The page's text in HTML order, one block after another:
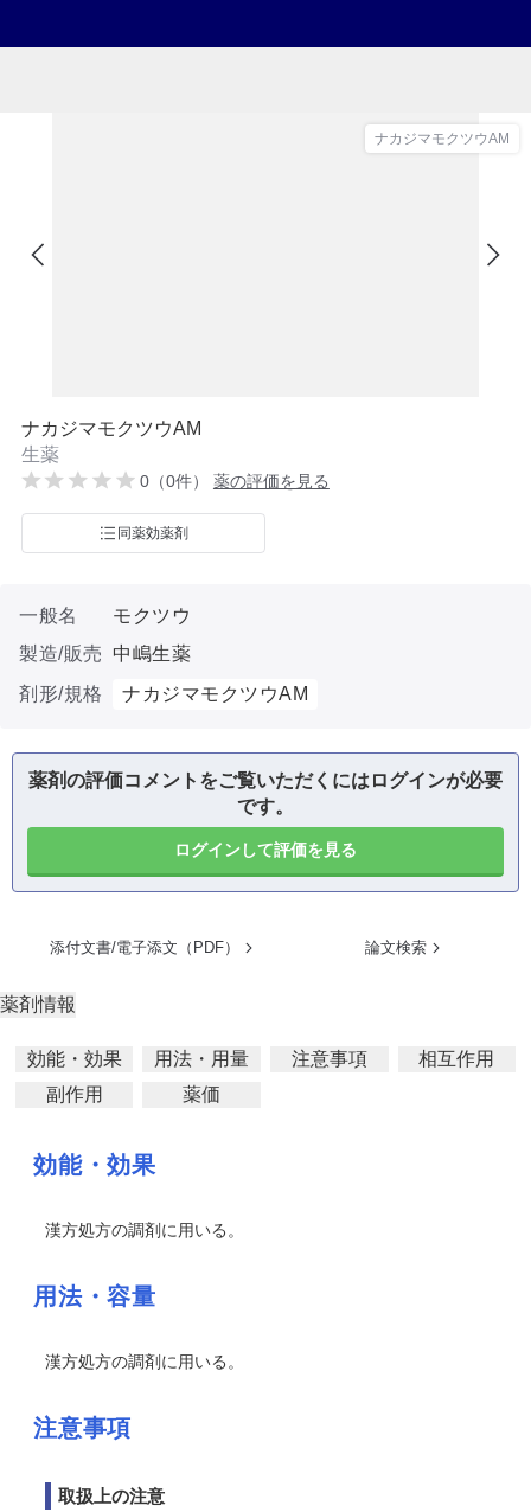
ナカジマモクツウAM
ナカジマモクツウAM
生薬
0（0件） 薬の評価を見る
同薬効薬剤
一般名
モクツウ
製造/販売
中嶋生薬
剤形/規格
ナカジマモクツウAM
薬剤の評価コメントをご覧いただくにはログインが必要
です。
ログインして評価を見る
添付文書/電子添文（PDF） 論文検索
薬剤情報
効能・効果 用法・用量 注意事項
相互作用
副作用
薬価
効能・効果
漢方処方の調剤に用いる。
用法・容量
漢方処方の調剤に用いる。
注意事項
取扱上の注意